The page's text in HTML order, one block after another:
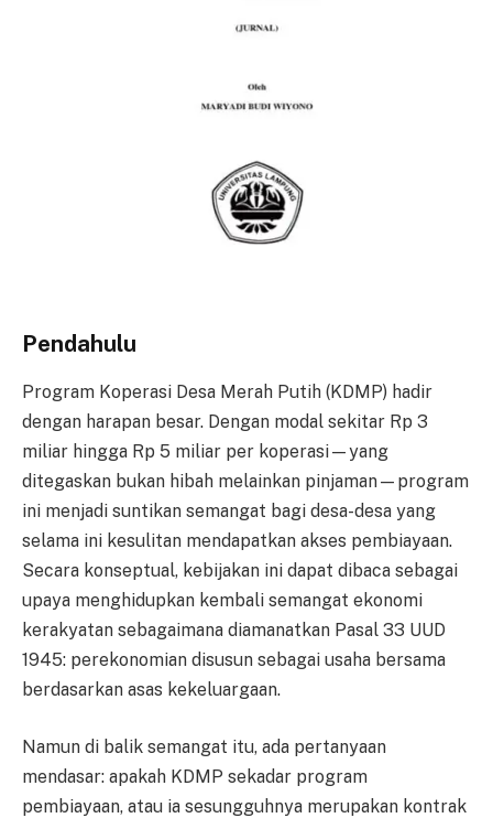
Pendahulu
Program Koperasi Desa Merah Putih (KDMP) hadir
dengan harapan besar. Dengan modal sekitar Rp 3
miliar hingga Rp 5 miliar per koperasi—yang
ditegaskan bukan hibah melainkan pinjaman—program
ini menjadi suntikan semangat bagi desa-desa yang
selama ini kesulitan mendapatkan akses pembiayaan.
Secara konseptual, kebijakan ini dapat dibaca sebagai
upaya menghidupkan kembali semangat ekonomi
kerakyatan sebagaimana diamanatkan Pasal 33 UUD
1945: perekonomian disusun sebagai usaha bersama
berdasarkan asas kekeluargaan.
Namun di balik semangat itu, ada pertanyaan
mendasar: apakah KDMP sekadar program
pembiayaan, atau ia sesungguhnya merupakan kontrak